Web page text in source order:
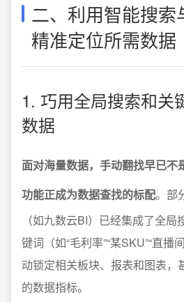
二、利用智能搜索
精准定位所需数据
1. 巧用全局搜索和关
数据
面对海量数据，手动翻找早已不
功能正成为数据查找的标配。部
（如九数云BI）已经集成了全
键词（如“毛利率”“某SKU”“直播
动锁定相关板块、报表和图表，
的数据指标。